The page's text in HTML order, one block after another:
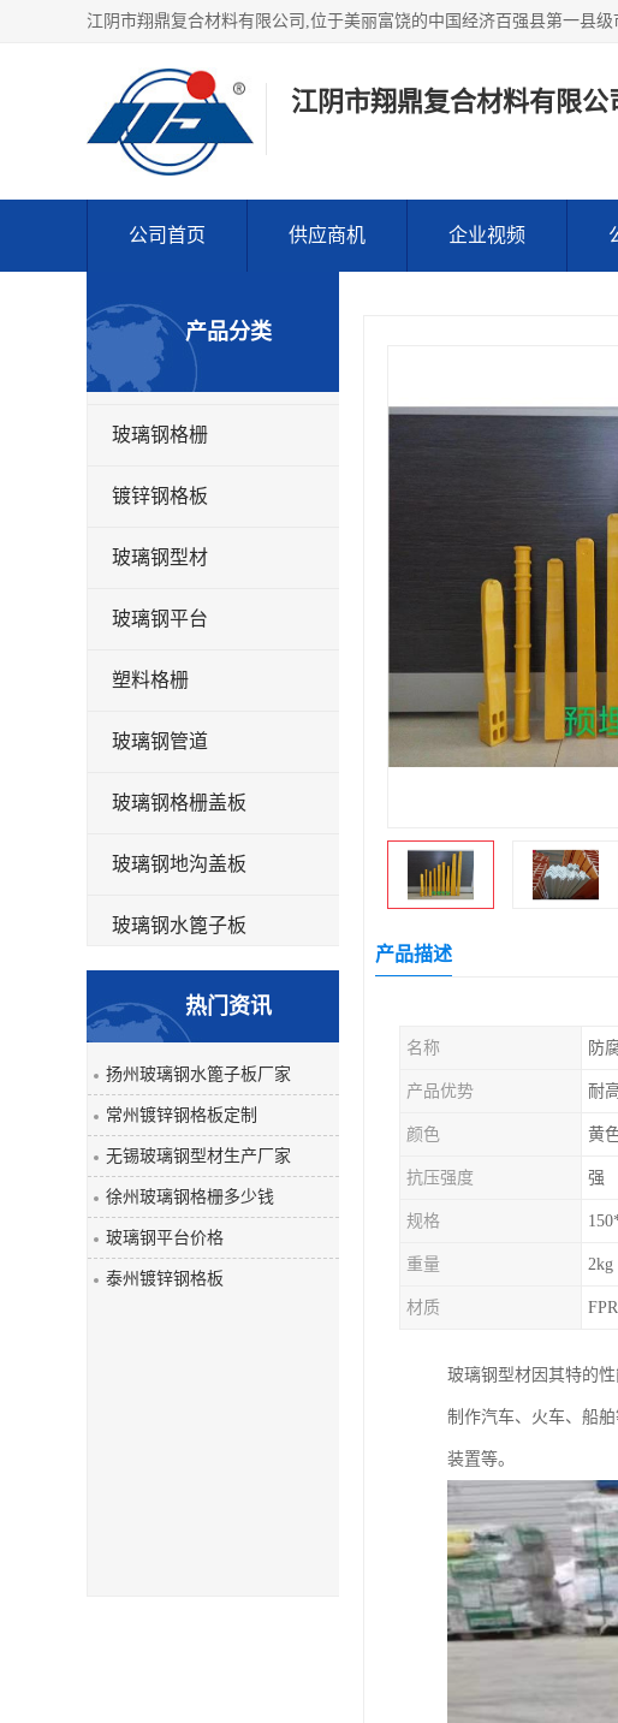
江阴市翔鼎复合材料有限公
公司首页 供应商机 企业视频
产品分类
玻璃钢格栅
镀锌钢格板
玻璃钢型材
玻璃钢平台
塑料格栅
玻璃钢管道
玻璃钢格栅盖板
玻璃钢地沟盖板
玻璃钢水篦子板
玻璃钢平板
玻璃钢盖板
热门资讯
扬州玻璃钢水篦子板厂家
常州镀锌钢格板定制
无锡玻璃钢型材生产厂家
徐州玻璃钢格栅多少钱
玻璃钢平台价格
泰州镀锌钢格板
产品描述
名称 防
产品优势 耐
颜色 黄
抗压强度 强
规格
重量 2kg
材质 FPR
玻璃钢型材因其特的
制作汽车、火车、船
装置等。